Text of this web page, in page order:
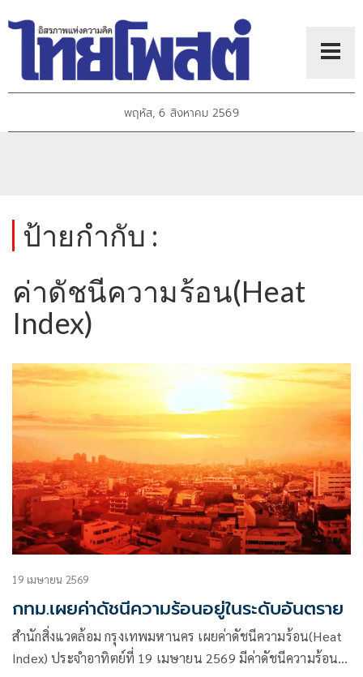
พฤหัส, 6 สิงหาคม 2569
ป้ายกำกับ :
ค่าดัชนีความร้อน(Heat
Index)
19 เมษายน 2569
กทม.เผยค่าดัชนีความร้อนอยู่ในระดับอันตราย
สำนักสิ่งแวดล้อม กรุงเทพมหานคร เผยค่าดัชนีความร้อน(Heat
Index) ประจำอาทิตย์ที่ 19 เมษายน 2569 มีค่าดัชนีความร้อน